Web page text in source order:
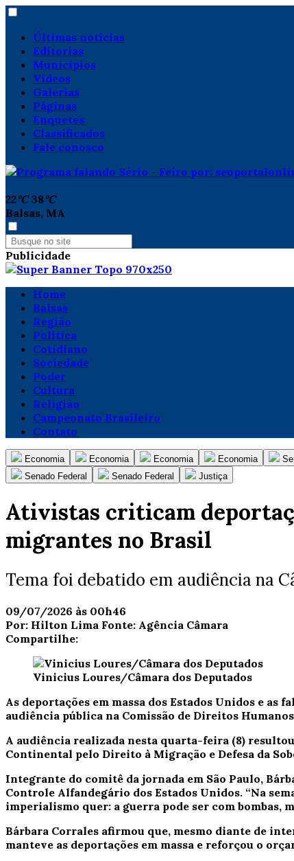
Últimas notícias
Editorias
Municípios
Vídeos
Galerias
Páginas
Enquetes
Classificados
Fale conosco
22°C 38°C
Balsas, MA
Publicidade
Home
Balsas
Região
Política
Cotidiano
Sociedade
Poder
Cultura
Religião
Campeonato Brasileiro
Contato
Economia Economia Economia Economia
Senado Federal
Senado Federal Justiça
Ativistas criticam
migrantes no Brasil
Tema foi debatido em audiência na
09/07/2026 às 00h46
Por: Hilton Lima Fonte: Agência Câmara
Compartilhe:
Vinicius Loures/Câmara dos Deputados
As deportações em massa dos Estados Unidos e
audiência pública na Comissão de Direitos
A audiência realizada nesta quarta-feira (8)
Continental pelo Direito à Migração e Defesa da
Integrante do comitê da jornada em São Paulo,
Controle Alfandegário dos Estados Unidos. “Na
imperialismo quer: a guerra pode ser com bombas,
Bárbara Corrales afirmou que, mesmo diante de
manteve as deportações em massa e reforçou o